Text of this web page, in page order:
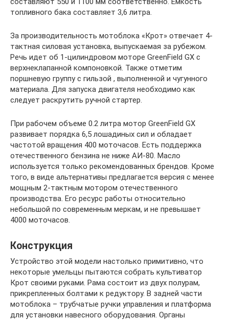
топливного бака составляет 3,6 литра.
За производительность мотоблока «Крот» отвечает 4-
тактная силовая установка, выпускаемая за рубежом.
Речь идет об 1-цилиндровом моторе GreenField GX с
верхнеклапанной компоновкой. Также отметим
поршневую группу с гильзой , выполненной и чугунного
материала. Для запуска двигателя необходимо как
следует раскрутить ручной стартер.
При рабочем объеме 0.2 литра мотор GreenField GX
развивает порядка 6,5 лошадиных сил и обладает
частотой вращения 400 моточасов. Есть поддержка
отечественного бензина не ниже АИ-80. Масло
используется только рекомендованных брендов. Кроме
того, в виде альтернативы предлагается версия с менее
мощным 2-тактным мотором отечественного
производства. Его ресурс работы относительно
небольшой по современным меркам, и не превышает
4000 моточасов.
Конструкция
Устройство этой модели настолько примитивно, что
некоторые умельцы пытаются собрать культиватор
Крот своими руками. Рама состоит из двух полурам,
прикрепленных болтами к редуктору. В задней части
мотоблока – трубчатые ручки управления и платформа
для установки навесного оборудования. Органы